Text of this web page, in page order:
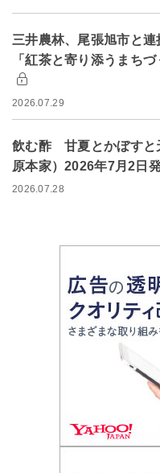
三井農林、尾張旭市と
「紅茶と寄り添うまち
2026.07.29
飲む酢 甘夏とかぼすと
原本家）2026年7月2日
2026.07.28